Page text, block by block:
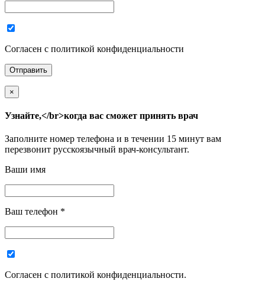
Согласен с политикой конфиденциальности
×
Узнайте,</br>когда вас сможет принять врач
Заполните номер телефона и в течении 15 минут вам
перезвонит русскоязычный врач-консультант.
Ваши имя
Ваш телефон *
Согласен с политикой конфиденциальности.